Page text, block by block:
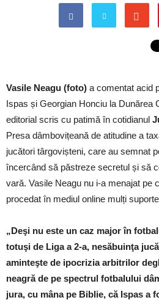
Vasile Neagu (foto) a comentat acid
Ispas și Georgian Honciu la Dunărea
editorial scris cu patimă în cotidianul
Presa dâmbovițeană de atitudine a
jucători târgovișteni, care au semnat
încercând să păstreze secretul și să
vară. Vasile Neagu nu i-a menajat pe
procedat în mediul online mulți
„Deşi nu este un caz major în
totuşi de Liga a 2-a, nesăbuinţa
aminteşte de ipocrizia arbitrilor
neagră de pe spectrul fotbalului
jura, cu mâna pe Biblie, că Ispas a